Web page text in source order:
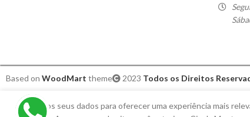
Based on WoodMart theme 2023 Todos os Direitos
Utilizamos seus dados para oferecer uma experiência mais